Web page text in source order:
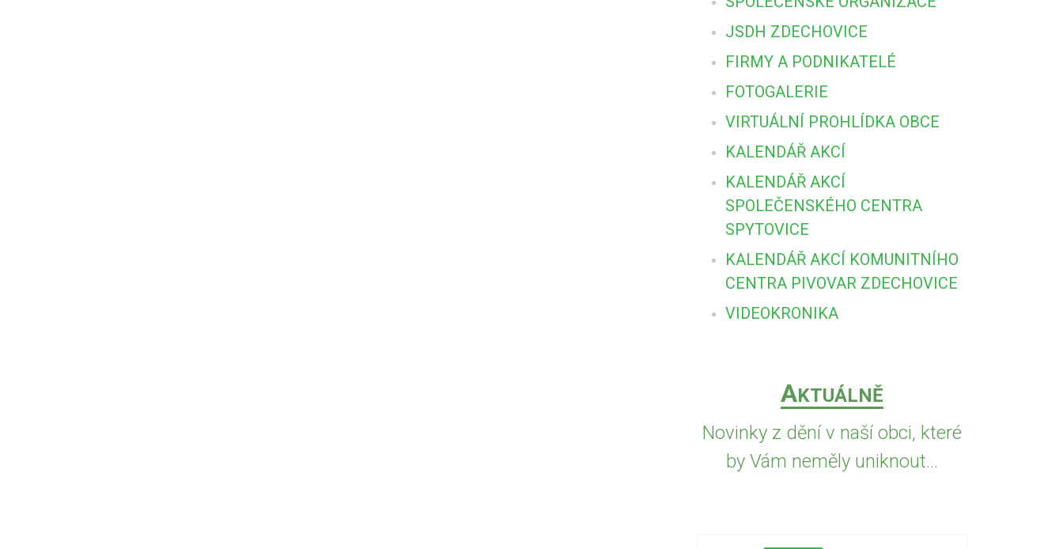
JSDH ZDECHOVICE
FIRMY A PODNIKATELÉ
FOTOGALERIE
VIRTUÁLNÍ PROHLÍDKA OBCE
KALENDÁŘ AKCÍ
KALENDÁŘ AKCÍ
SPOLEČENSKÉHO CENTRA
SPYTOVICE
KALENDÁŘ AKCÍ KOMUNITNÍHO
CENTRA PIVOVAR ZDECHOVICE
VIDEOKRONIKA
AKTUÁLNĚ
Novinky z dění v naší obci, které
by Vám neměly uniknout...